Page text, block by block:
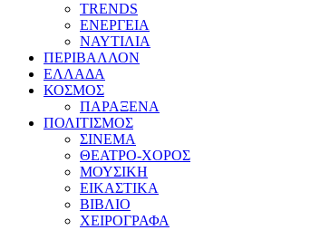
TRENDS
ΕΝΕΡΓΕΙΑ
ΝΑΥΤΙΛΙΑ
ΠΕΡΙΒΑΛΛΟΝ
ΕΛΛΑΔΑ
ΚΟΣΜΟΣ
ΠΑΡΑΞΕΝΑ
ΠΟΛΙΤΙΣΜΟΣ
ΣΙΝΕΜΑ
ΘΕΑΤΡΟ-ΧΟΡΟΣ
ΜΟΥΣΙΚΗ
ΕΙΚΑΣΤΙΚΑ
ΒΙΒΛΙΟ
ΧΕΙΡΟΓΡΑΦΑ